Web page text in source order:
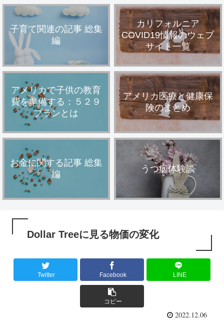
子育て関連の記事 総集
編
カリフォルニア
COVID19情報のウェブ
サイト一覧
アメリカで子供の教育
費を準備する：５２９
プランとは
アメリカ医療と健康保
険のまとめ
お金に関する記事 総集
編
うつ病体験談
Dollar Treeに見る物価の変化
Twitter Facebook LINE
コピー
2022.12.06